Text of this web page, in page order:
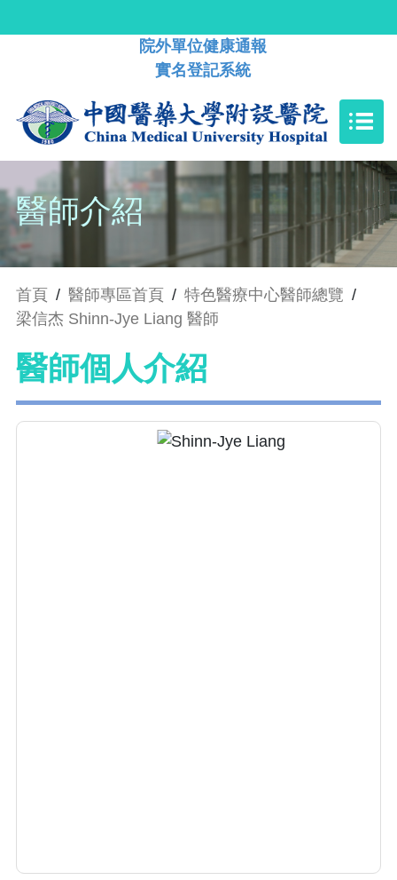
院外單位健康通報
實名登記系統
醫師介紹
首頁 / 醫師專區首頁 / 特色醫療中心醫師總覽 /
梁信杰 Shinn-Jye Liang 醫師
醫師個人介紹